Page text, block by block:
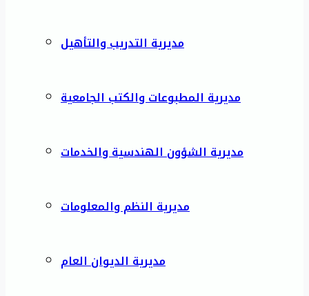
مديرية التدريب والتأهيل
مديرية المطبوعات والكتب الجامعية
مديرية الشؤون الهندسية والخدمات
مديرية النظم والمعلومات
مديرية الديوان العام